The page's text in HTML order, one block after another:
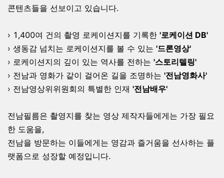
콘텐츠들을 선보이고 있습니다.
› 1,400여 건의 촬영 로케이션지를 기록한 '로케이션 DB'
› 생동감 넘치는 로케이션지를 볼 수 있는 '드론영상'
› 로케이션지의 깊이 있는 역사를 전하는 '스토리텔링'
› 전남과 영화가 같이 걸어온 길을 조명하는 '전남영화사'
› 전남영상위위원회의 특별한 인재 '전남배우'
전남필름은 촬영지를 찾는 영상 제작자들에게는 가장 필요
한 도움을,
전남을 방문하는 이들에게는 영감과 즐거움을 선사하는 플
랫폼으로 성장할 예정입니다.